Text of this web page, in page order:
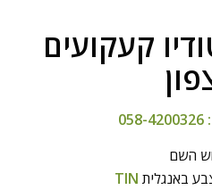
קעקועים
058-4200326
השם
באנגלית TIN